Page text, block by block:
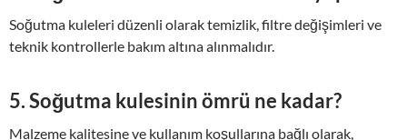
Soğutma kuleleri düzenli olarak temizlik, filtre değişimleri ve
teknik kontrollerle bakım altına alınmalıdır.
5. Soğutma kulesinin ömrü ne kadar?
Malzeme kalitesine ve kullanım koşullarına bağlı olarak,